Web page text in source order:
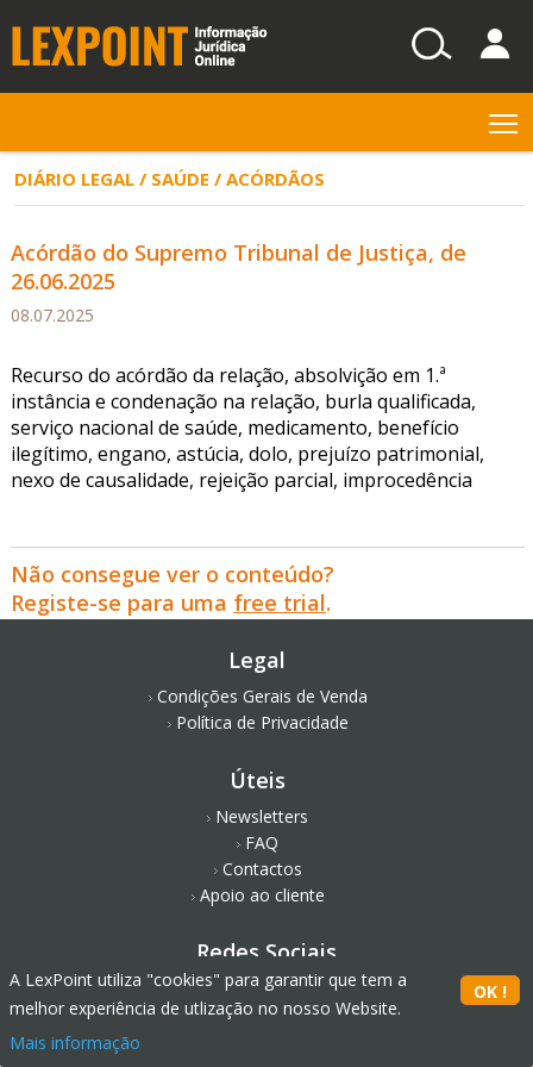
DIÁRIO LEGAL / SAÚDE / ACÓRDÃOS
Acórdão do Supremo Tribunal de Justiça, de
26.06.2025
08.07.2025
Recurso do acórdão da relação, absolvição em 1.ª
instância e condenação na relação, burla qualificada,
serviço nacional de saúde, medicamento, benefício
ilegítimo, engano, astúcia, dolo, prejuízo patrimonial,
nexo de causalidade, rejeição parcial, improcedência
Não consegue ver o conteúdo?
Registe-se para uma free trial.
Legal
Condições Gerais de Venda
Política de Privacidade
Úteis
Newsletters
FAQ
Contactos
Apoio ao cliente
Redes Sociais
A LexPoint utiliza "cookies" para garantir que tem a
melhor experiência de utlização no nosso Website.
Mais informação